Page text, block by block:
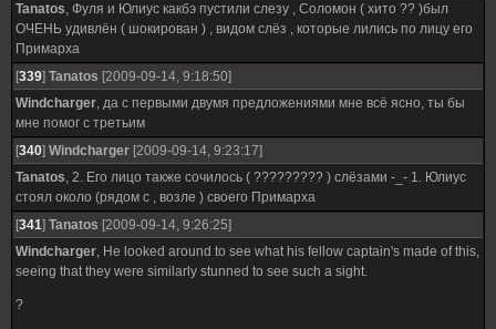
Tanatos, Фуля и Юлиус какбэ пустили слезу , Соломон ( хито ?? )был
ОЧЕНЬ удивлён ( шокирован ) , видом слёз , которые лились по лицу его
Примарха
[339] Tanatos [2009-09-14, 9:18:50]
Windcharger, да с первыми двумя предложениями мне всё ясно, ты бы
мне помог с третьим
[340] Windcharger [2009-09-14, 9:23:17]
Tanatos, 2. Его лицо также сочилось ( ????????? ) слёзами -_- 1. Юлиус
стоял около (рядом с , возле ) своего Примарха
[341] Tanatos [2009-09-14, 9:26:25]
Windcharger, He looked around to see what his fellow captain's made of this,
seeing that they were similarly stunned to see such a sight.
?